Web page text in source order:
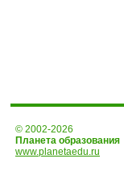
© 2002-2026
Планета образования
www.planetaedu.ru